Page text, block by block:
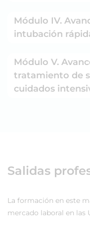
Módulo IV.
intubación
Módulo V.
tratamiento de
cuidados
Salidas
La formación en este
mercado laboral en las